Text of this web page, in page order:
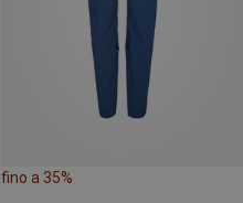
fino a 35%